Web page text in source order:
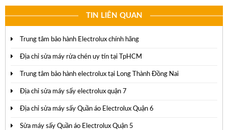
TIN LIÊN QUAN
Trung tâm bảo hành Electrolux chính hãng
Địa chỉ sửa máy rửa chén uy tín tại TpHCM
Trung tâm bảo hành electrolux tại Long Thành Đồng Nai
Địa chỉ sửa máy sấy electrolux quận 7
Địa chỉ sửa máy sấy Quần áo Electrolux Quận 6
Sửa máy sấy Quần áo Electrolux Quận 5